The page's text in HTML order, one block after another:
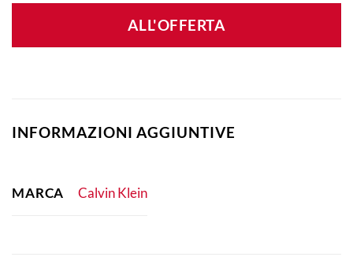
ALL'OFFERTA
INFORMAZIONI AGGIUNTIVE
MARCA Calvin Klein